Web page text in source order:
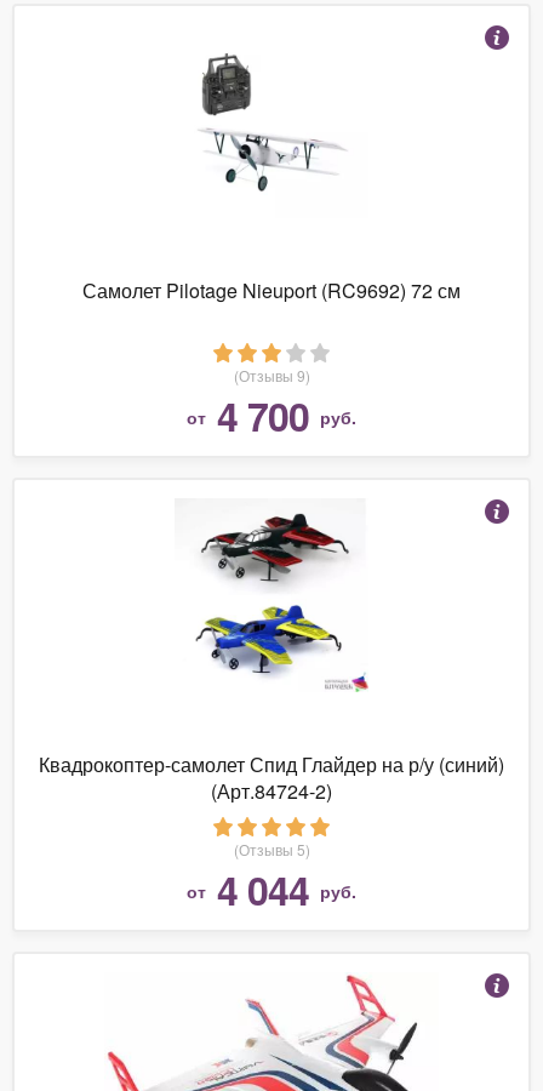
Самолет Pilotage Nieuport (RC9692) 72 см
(Отзывы 9)
от 4 700 руб.
Квадрокоптер-самолет Спид Глайдер на р/у (синий)
(Арт.84724-2)
(Отзывы 5)
от 4 044 руб.